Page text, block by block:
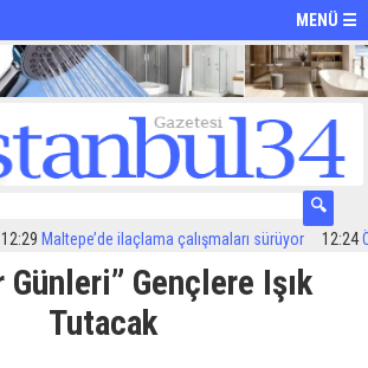
MENÜ ☰
Maltepe’de ilaçlama çalışmaları sürüyor 12:24 Özel
Günleri” Gençlere Işık
Tutacak